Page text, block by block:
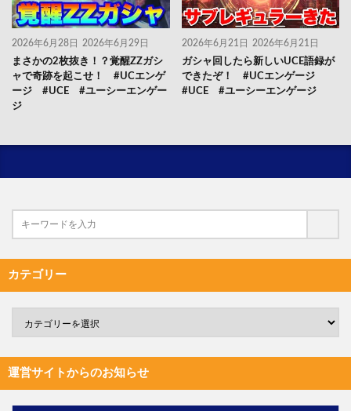
2026年6月28日 2026年6月29日
まさかの2枚抜き！？覚醒ZZガシ
ャで奇跡を起こせ！ #UCエンゲ
ージ #UCE #ユーシーエンゲー
ジ
2026年6月21日 2026年6月21日
ガシャ回したら新しいUCE語録が
できたぞ！ #UCエンゲージ
#UCE #ユーシーエンゲージ
カテゴリー
運営サイトからのお知らせ